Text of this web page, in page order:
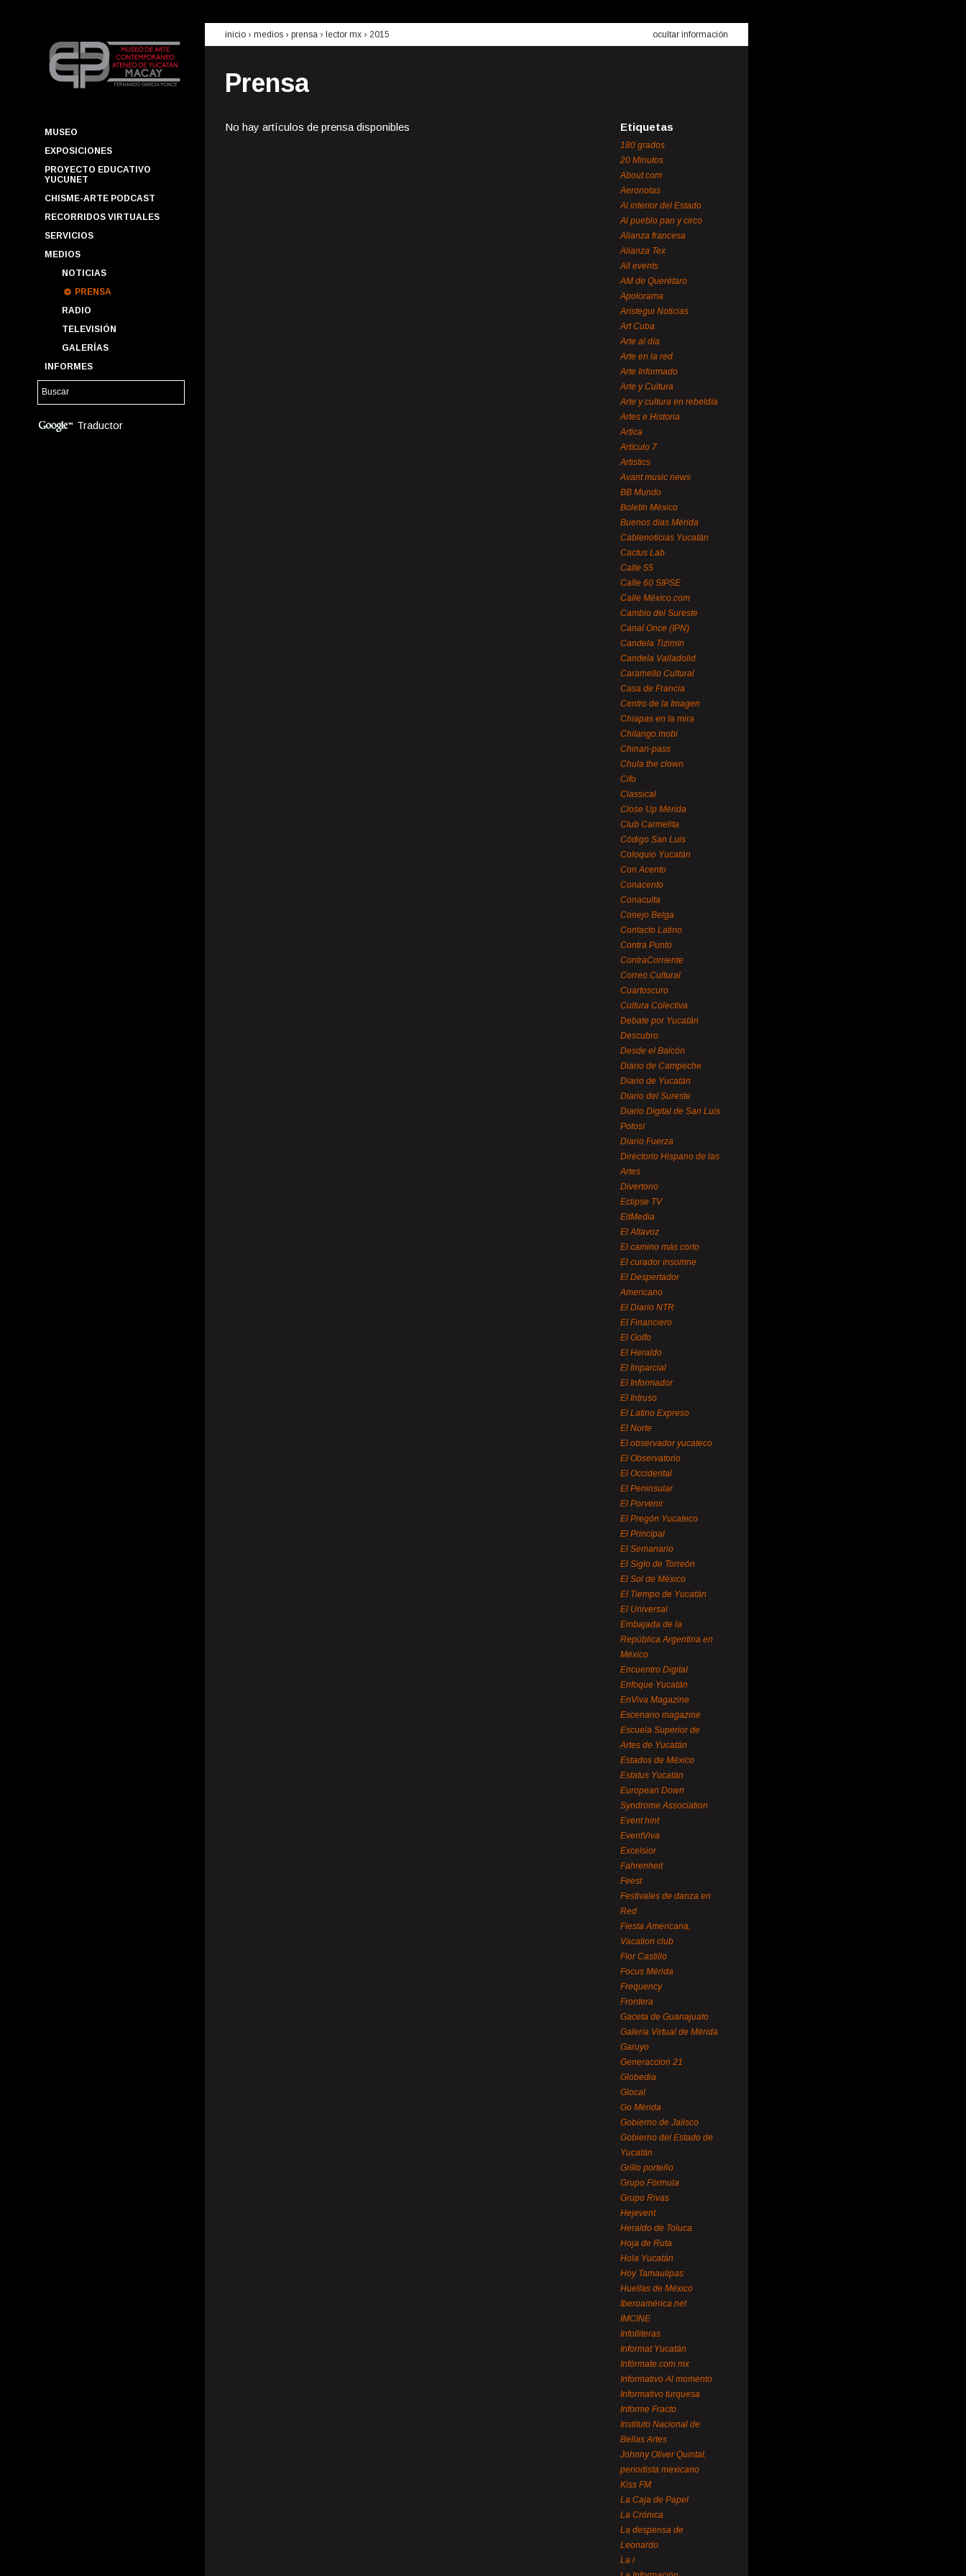
MUSEO
EXPOSICIONES
PROYECTO EDUCATIVO
YUCUNET
CHISME-ARTE PODCAST
RECORRIDOS VIRTUALES
SERVICIOS
MEDIOS
NOTICIAS
PRENSA
RADIO
TELEVISIÓN
GALERÍAS
INFORMES
Traductor
inicio › medios › prensa › lector mx › 2015 ocultar información
Prensa
No hay artículos de prensa disponibles Etiquetas
180 grados
20 Minutos
About.com
Aeronotas
Al interior del Estado
Al pueblo pan y circo
Alianza francesa
Alianza Tex
All events
AM de Querétaro
Apolorama
Aristegui Noticias
Art Cuba
Arte al día
Arte en la red
Arte Informado
Arte y Cultura
Arte y cultura en rebeldía
Artes e Historia
Artica
Artículo 7
Artistics
Avant music news
BB Mundo
Boletín México
Buenos días Mérida
Cablenoticias Yucatán
Cactus Lab
Calle 55
Calle 60 SIPSE
Calle México.com
Cambio del Sureste
Canal Once (IPN)
Candela Tizimín
Candela Valladolid
Caramello Cultural
Casa de Francia
Centro de la Imagen
Chiapas en la mira
Chilango.mobi
Chinan-pass
Chula the clown
Cifo
Classical
Close Up Mérida
Club Carmelita
Código San Luis
Coloquio Yucatán
Con Acento
Conacento
Conaculta
Conejo Belga
Contacto Latino
Contra Punto
ContraCorriente
Correo Cultural
Cuartoscuro
Cultura Colectiva
Debate por Yucatán
Descubro
Desde el Balcón
Diario de Campeche
Diario de Yucatán
Diario del Sureste
Diario Digital de San Luis
Potosí
Diario Fuerza
Directorio Hispano de las
Artes
Divertorio
Eclipse TV
EitMedia
El Altavoz
El camino más corto
El curador insomne
El Despertador
Americano
El Diario NTR
El Financiero
El Golfo
El Heraldo
El Imparcial
El Informador
El Intruso
El Latino Expreso
El Norte
El observador yucateco
El Observatorio
El Occidental
El Peninsular
El Porvenir
El Pregón Yucateco
El Principal
El Semanario
El Siglo de Torreón
El Sol de México
El Tiempo de Yucatán
El Universal
Embajada de la
República Argentina en
México
Encuentro Digital
Enfoque Yucatán
EnViva Magazine
Escenario magazine
Escuela Superior de
Artes de Yucatán
Estados de México
Estatus Yucatán
European Down
Syndrome Association
Event hint
EventViva
Excelsior
Fahrenheit
Feest
Festivales de danza en
Red
Fiesta Americana,
Vacation club
Flor Castillo
Focus Mérida
Frequency
Frontera
Gaceta de Guanajuato
Galería Virtual de Mérida
Garuyo
Generaccion 21
Globedia
Glocal
Go Mérida
Gobierno de Jalisco
Gobierno del Estado de
Yucatán
Grillo porteño
Grupo Fórmula
Grupo Rivas
Hejevent
Heraldo de Toluca
Hoja de Ruta
Hola Yucatán
Hoy Tamaulipas
Huellas de México
Iberoamérica.net
IMCINE
Infolliteras
Informat Yucatán
Infórmate.com.mx
Informativo Al momento
Informativo turquesa
Informe Fracto
Instituto Nacional de
Bellas Artes
Johnny Oliver Quintal,
periodista mexicano
Kiss FM
La Caja de Papel
La Crónica
La despensa de
Leonardo
La i